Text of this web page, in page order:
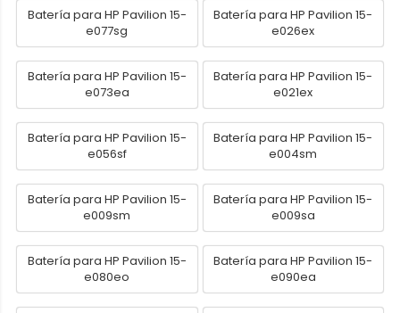
Batería para HP Pavilion 15-
e077sg
Batería para HP Pavilion 15-
e026ex
Batería para HP Pavilion 15-
e073ea
Batería para HP Pavilion 15-
e021ex
Batería para HP Pavilion 15-
e056sf
Batería para HP Pavilion 15-
e004sm
Batería para HP Pavilion 15-
e009sm
Batería para HP Pavilion 15-
e009sa
Batería para HP Pavilion 15-
e080eo
Batería para HP Pavilion 15-
e090ea